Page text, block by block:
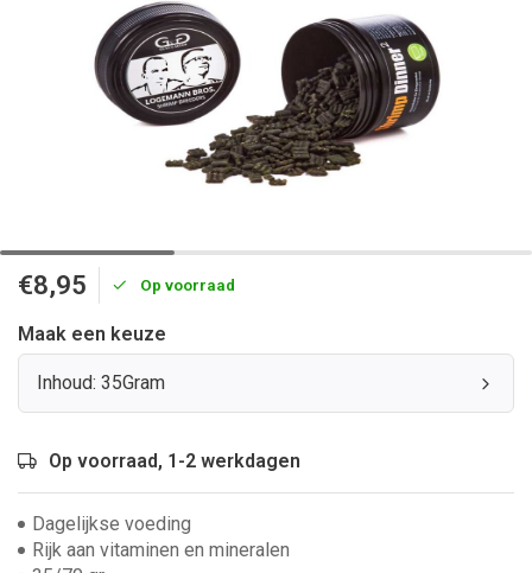
€8,95 Op voorraad
Maak een keuze
Inhoud: 35Gram
Op voorraad, 1-2 werkdagen
Dagelijkse voeding
Rijk aan vitaminen en mineralen